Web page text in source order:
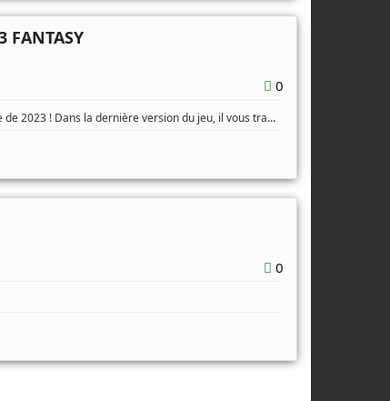
FANTASY
0
2023 ! Dans la dernière version du jeu, il vous tra...
0